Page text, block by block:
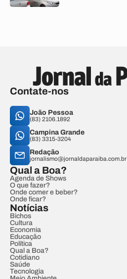
Contate-nos
João Pessoa
(83) 2106.1892
Campina Grande
(83) 3315-3204
Redação
jornalismo@jornaldaparaiba.com.br
Qual a Boa?
Agenda de Shows
O que fazer?
Onde comer e beber?
Onde ficar?
Notícias
Bichos
Cultura
Economia
Educação
Política
Qual a Boa?
Cotidiano
Saúde
Tecnologia